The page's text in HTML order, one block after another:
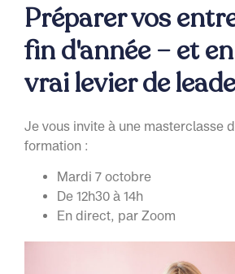
Préparer vos
fin d'année – et
vrai levier de
Je vous invite à une masterclasse
formation :
Mardi 7 octobre
De 12h30 à 14h
En direct, par Zoom